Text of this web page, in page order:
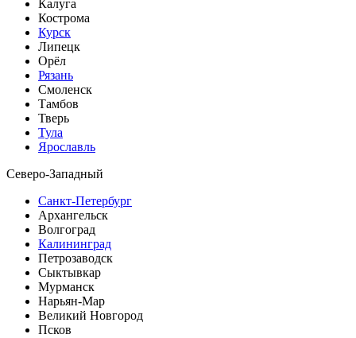
Калуга
Кострома
Курск
Липецк
Орёл
Рязань
Смоленск
Тамбов
Тверь
Тула
Ярославль
Северо-Западный
Санкт-Петербург
Архангельск
Волгоград
Калининград
Петрозаводск
Сыктывкар
Мурманск
Нарьян-Мар
Великий Новгород
Псков